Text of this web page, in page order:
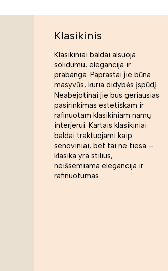
Klasikinis
Klasikiniai baldai alsuoja
solidumu, elegancija ir
prabanga. Paprastai jie būna
masyvūs, kuria didybės įspūdį.
Neabejotinai jie bus geriausias
pasirinkimas estetiškam ir
rafinuotam klasikiniam namų
interjerui. Kartais klasikiniai
baldai traktuojami kaip
senoviniai, bet tai ne tiesa –
klasika yra stilius,
neišsemiama elegancija ir
rafinuotumas.